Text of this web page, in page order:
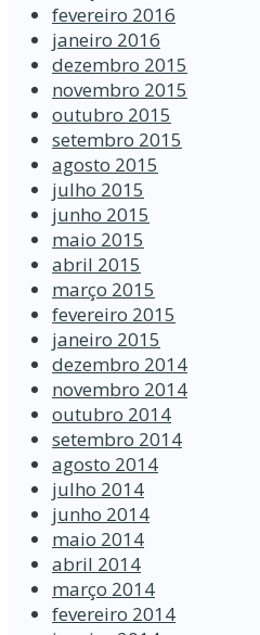
fevereiro 2016
janeiro 2016
dezembro 2015
novembro 2015
outubro 2015
setembro 2015
agosto 2015
julho 2015
junho 2015
maio 2015
abril 2015
março 2015
fevereiro 2015
janeiro 2015
dezembro 2014
novembro 2014
outubro 2014
setembro 2014
agosto 2014
julho 2014
junho 2014
maio 2014
abril 2014
março 2014
fevereiro 2014